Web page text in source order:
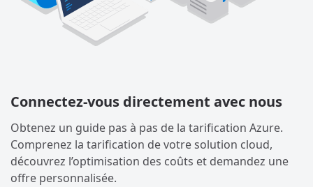
Connectez-vous directement avec nous
Obtenez un guide pas à pas de la tarification Azure.
Comprenez la tarification de votre solution cloud,
découvrez l’optimisation des coûts et demandez une
offre personnalisée.